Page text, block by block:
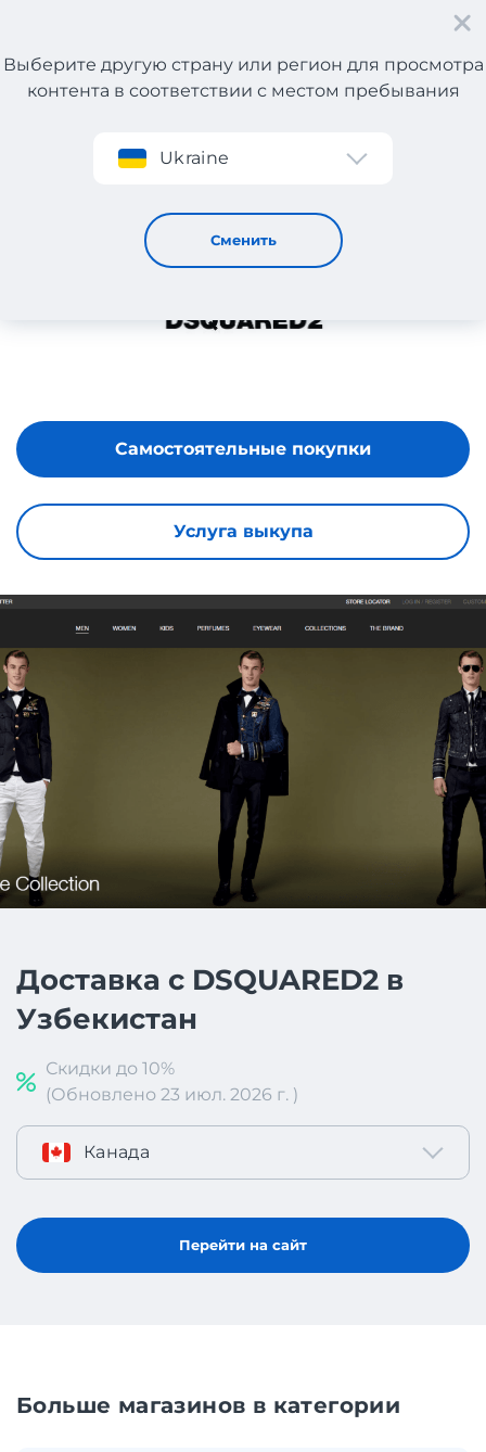
Регистрация
Выберите другую страну или регион для просмотра
контента в соответствии с местом пребывания
Ukraine
Сменить
DSQUARED2
Услуга выкупа
Самостоятельные покупки
Доставка с DSQUARED2 в
Узбекистан
Скидки до 10%
(Обновлено 23 июл. 2026 г. )
Канада
Перейти на сайт
Больше магазинов в категории